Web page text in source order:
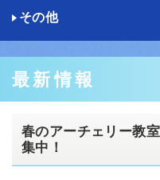
その他
最新情報
春のアーチェリー教
集中！